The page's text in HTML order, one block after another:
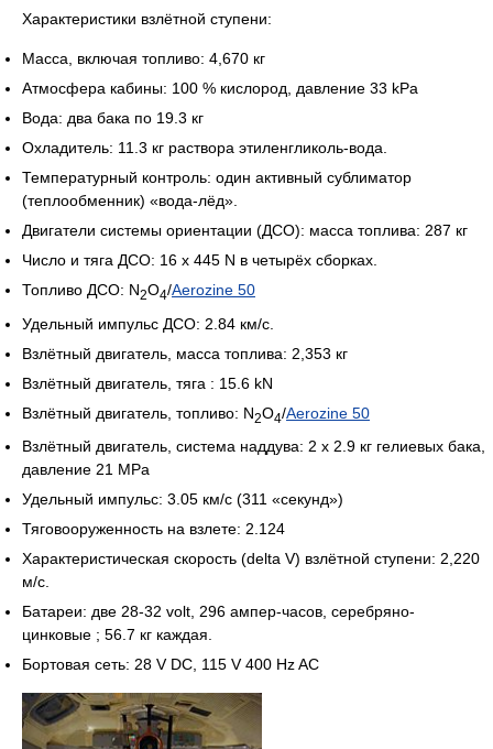
Характеристики взлётной ступени:
Масса, включая топливо: 4,670 кг
Атмосфера кабины: 100 % кислород, давление 33 kPa
Вода: два бака по 19.3 кг
Охладитель: 11.3 кг раствора этиленгликоль-вода.
Температурный контроль: один активный сублиматор
(теплообменник) «вода-лёд».
Двигатели системы ориентации (ДСО): масса топлива: 287 кг
Число и тяга ДСО: 16 x 445 N в четырёх сборках.
Топливо ДСО: N2O4/Aerozine 50
Удельный импульс ДСО: 2.84 км/с.
Взлётный двигатель, масса топлива: 2,353 кг
Взлётный двигатель, тяга : 15.6 kN
Взлётный двигатель, топливо: N2O4/Aerozine 50
Взлётный двигатель, система наддува: 2 x 2.9 кг гелиевых бака,
давление 21 MPa
Удельный импульс: 3.05 км/с (311 «секунд»)
Тяговооруженность на взлете: 2.124
Характеристическая скорость (delta V) взлётной ступени: 2,220
м/с.
Батареи: две 28-32 volt, 296 ампер-часов, серебряно-
цинковые ; 56.7 кг каждая.
Бортовая сеть: 28 V DC, 115 V 400 Hz AC